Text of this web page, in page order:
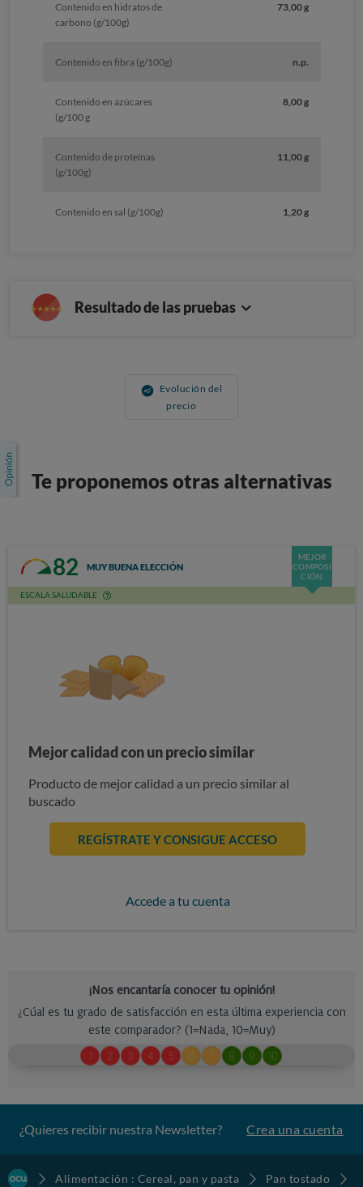
Contenido en hidratos de
carbono (g/100g)
73,00 g
Contenido en fibra (g/100g) n.p.
Contenido en azúcares
(g/100 g
8,00 g
Contenido de proteínas
(g/100g)
11,00 g
Contenido en sal (g/100g) 1,20 g
Resultado de las pruebas
Evolución del
precio
Te proponemos otras alternativas
82 MUY BUENA ELECCIÓN
MEJOR
COMPOSI
CIÓN
ESCALA SALUDABLE
Mejor calidad con un precio similar
Producto de mejor calidad a un precio similar al
buscado
REGÍSTRATE Y CONSIGUE ACCESO
Accede a tu cuenta
¿Quieres recibir nuestra Newsletter? Crea una cuenta
Alimentación : Cereal, pan y pasta
Pan tostado